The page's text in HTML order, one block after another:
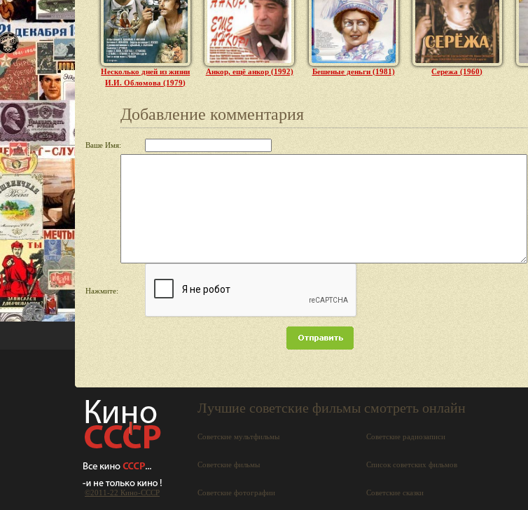
Несколько дней из жизни
И.И. Обломова (1979)
Анкор, ещё анкор (1992) Бешеные деньги (1981) Сережа (1960)
Добавление комментария
Ваше Имя:
Нажмите:
©2011-22 Кино-СCCР
Лучшие советские фильмы смотреть онлайн
Советские мультфильмы
Советские фильмы
Советские фотографии
Советские радиозаписи
Список советских фильмов
Советские сказки